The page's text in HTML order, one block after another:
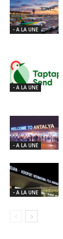
- A LA UNE
- A LA UNE
- A LA UNE
- A LA UNE